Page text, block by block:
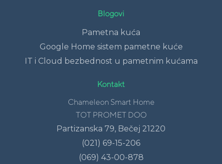
Blogovi
Pametna kuća
Google Home sistem pametne kuće
IT i Cloud bezbednost u pametnim kućama
Kontakt
Chameleon Smart Home
TOT PROMET DOO
Partizanska 79, Bečej 21220
(021) 69-15-206
(069) 43-00-878